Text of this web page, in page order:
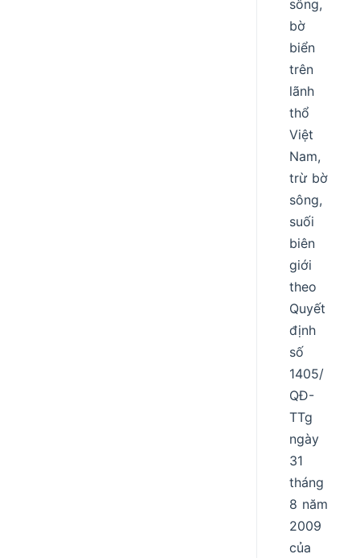
sông,
bờ
biển
trên
lãnh
thổ
Việt
Nam,
trừ bờ
sông,
suối
biên
giới
theo
Quyết
định
số
1405/
QĐ-
TTg
ngày
31
tháng
8 năm
2009
của